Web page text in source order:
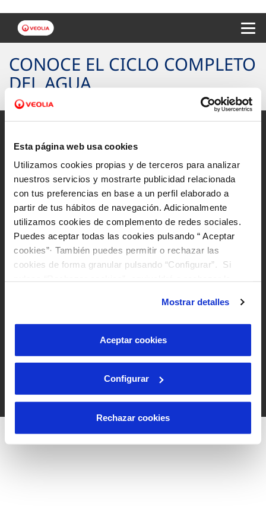
Esta página web usa cookies
Utilizamos cookies propias y de terceros para analizar
nuestros servicios y mostrarte publicidad relacionada
con tus preferencias en base a un perfil elaborado a
partir de tus hábitos de navegación. Adicionalmente
utilizamos cookies de complemento de redes sociales.
Puedes aceptar todas las cookies pulsando “ Aceptar
cookies”· También puedes permitir o rechazar las
cookies de forma granular pulsando “Configurar”. Si
son indispensables para que el sitio web funcione y que
por tanto no se pueden desactivar. Puedes consultar
más información en nuestra
Política de Cookies
Mostrar detalles
Aceptar cookies
Configurar
Rechazar cookies
CONOCE EL CICLO COMPLETO
DEL AGUA
Mapa Web
Aviso legal y privacidad de la web
Política de cookies
Protección de datos
Canal Ético